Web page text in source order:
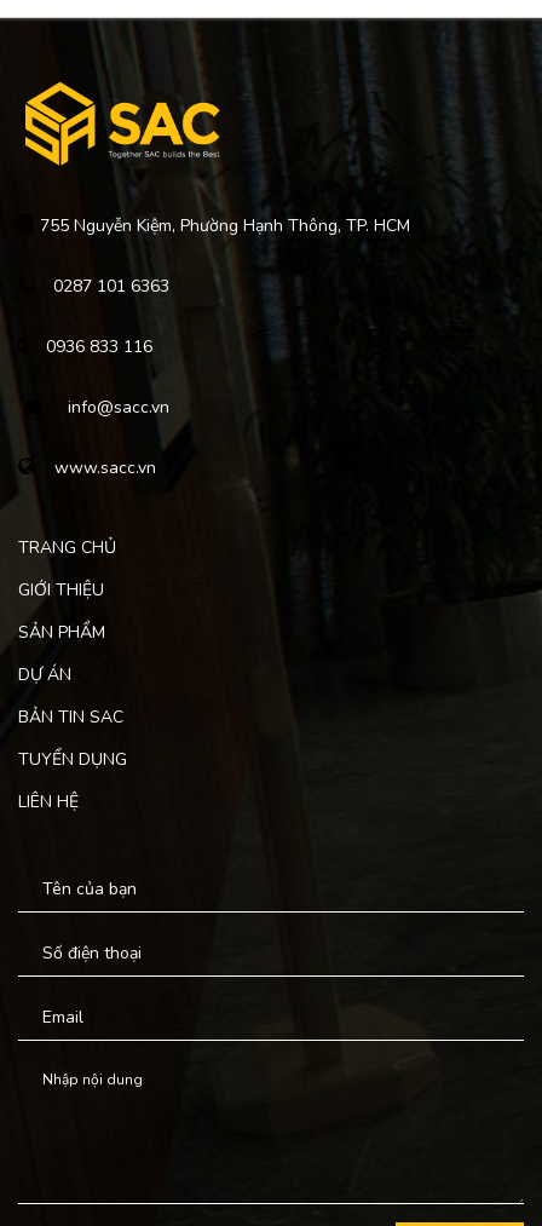
755 Nguyễn Kiệm, Phường Hạnh Thông, TP. HCM
0287 101 6363
0936 833 116
info@sacc.vn
www.sacc.vn
TRANG CHỦ
GIỚI THIỆU
SẢN PHẨM
DỰ ÁN
BẢN TIN SAC
TUYỂN DỤNG
LIÊN HỆ